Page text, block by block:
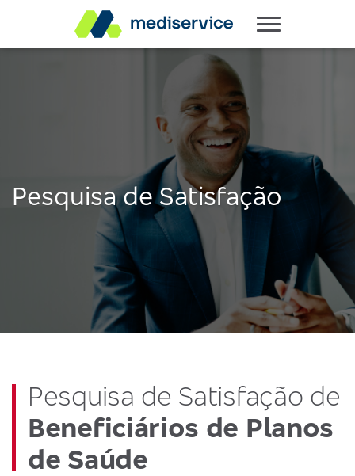
Pesquisa de Satisfação
Pesquisa de Satisfação de
Beneficiários de Planos
de Saúde